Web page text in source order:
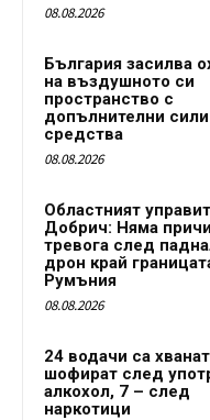
08.08.2026
България засилва
на въздушното си
пространство с
допълнителни
средства
08.08.2026
Областният
Добрич: Няма
тревога след
дрон край
Румъния
08.08.2026
24 водачи са
шофират след
алкохол, 7 – след
наркотици